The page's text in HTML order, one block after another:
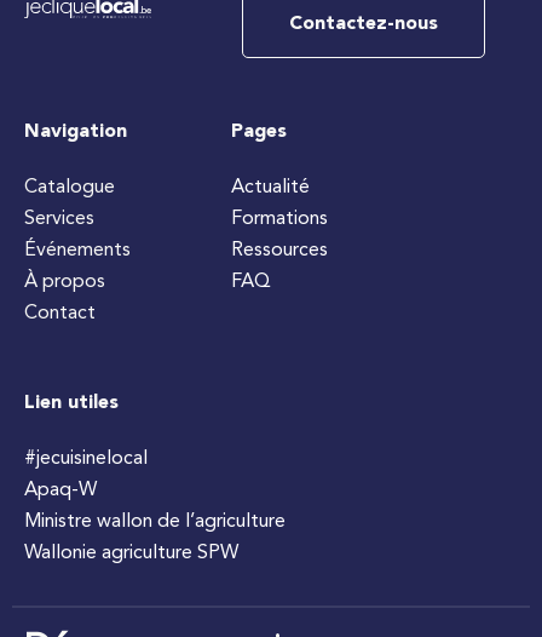
Contactez-nous
Navigation
Catalogue
Services
Événements
À propos
Contact
Pages
Actualité
Formations
Ressources
FAQ
Lien utiles
#jecuisinelocal
Apaq-W
Ministre wallon de l’agriculture
Wallonie agriculture SPW